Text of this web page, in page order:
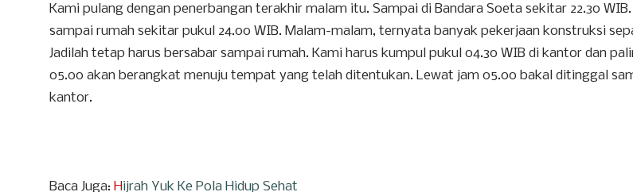
Kami pulang dengan penerbangan terakhir malam itu. Sampai di Bandara Soeta sekitar 22.30
sampai rumah sekitar pukul 24.00 WIB. Malam-malam, ternyata banyak pekerjaan konstruksi
Jadilah tetap harus bersabar sampai rumah. Kami harus kumpul pukul 04.30 WIB di kantor dan
05.00 akan berangkat menuju tempat yang telah ditentukan. Lewat jam 05.00 bakal ditinggal
kantor.
Baca Juga: Hijrah Yuk Ke Pola Hidup Sehat